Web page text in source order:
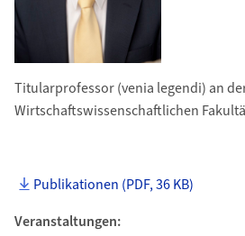
Titularprofessor (venia legendi) an
Wirtschaftswissenschaftlichen
Publikationen (PDF, 36 KB)
Veranstaltungen: